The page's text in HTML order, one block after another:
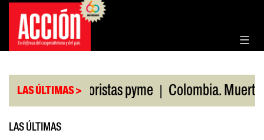
Saltar
contenido
LAS ÚLTIMAS >
ventas minoristas pyme | Colombia. Muertos
LAS ÚLTIMAS